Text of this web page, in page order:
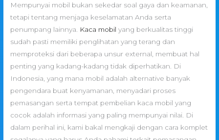
Mempunyai mobil bukan sekedar soal gaya dan keamanan,
tetapi tentang menjaga keselamatan Anda serta
penumpang lainnya. Kaca mobil yang berkualitas tinggi
sudah pasti memiliki penglihatan yang terang dan
memproteksi dari beberapa unsur external, membuat hal
penting yang kadang-kadang tidak diperhatikan. Di
Indonesia, yang mana mobil adalah alternative banyak
pengendara buat kenyamanan, menyadari proses
pemasangan serta tempat pembelian kaca mobil yang
cocok adalah informasi yang paling mempunyai nilai. Di
dalam perihal ini, kami bakal mengkaji dengan cara komplet